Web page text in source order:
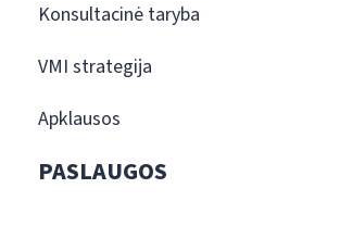
Konsultacinė taryba
VMI strategija
Apklausos
PASLAUGOS